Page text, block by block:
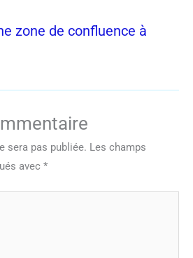
zone de confluence à
sera pas publiée. Les champs
avec *